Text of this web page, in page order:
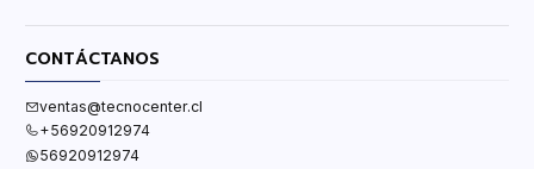
CONTÁCTANOS
ventas@tecnocenter.cl
+56920912974
56920912974